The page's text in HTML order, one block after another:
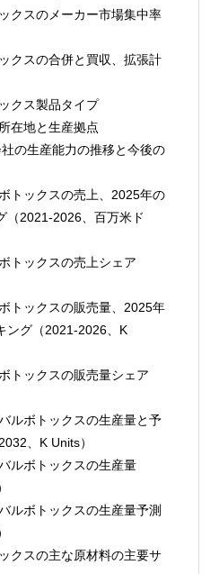
（2021-2026、百万米ド
ング（2021-2026、K
、K Units）